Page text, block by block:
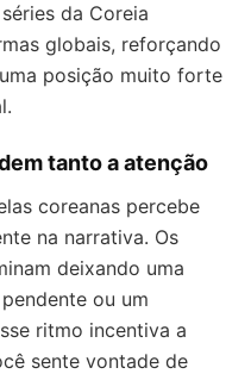
da Coreia
globais, reforçando
posição muito forte
tanto a atenção
coreanas percebe
na narrativa. Os
deixando uma
ou um
ritmo incentiva a
sente vontade de